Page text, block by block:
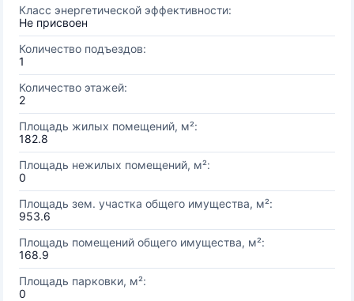
Класс энергетической эффективности:
Не присвоен
Количество подъездов:
1
Количество этажей:
2
Площадь жилых помещений, м²:
182.8
Площадь нежилых помещений, м²:
0
Площадь зем. участка общего имущества, м²:
953.6
Площадь помещений общего имущества, м²:
168.9
Площадь парковки, м²:
0